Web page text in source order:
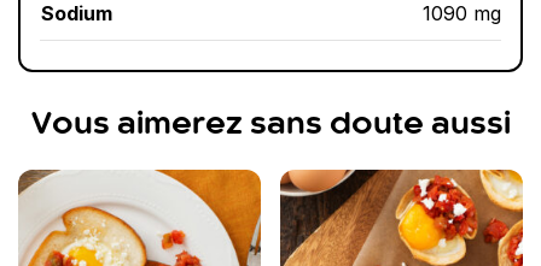
Sodium 1090 mg
Vous aimerez sans doute aussi